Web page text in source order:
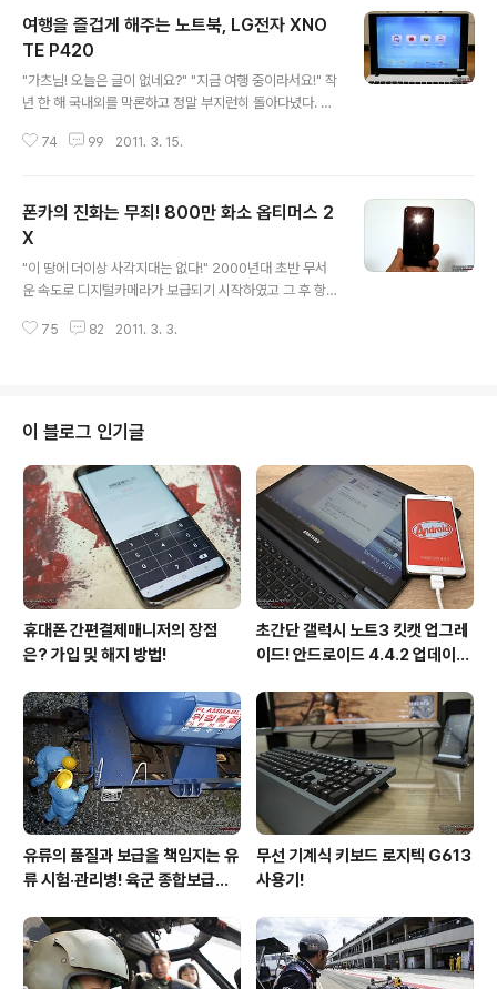
여행을 즐겁게 해주는 노트북, LG전자 XNO
TE P420
"가츠님! 오늘은 글이 없네요?" "지금 여행 중이라서요!" 작
년 한 해 국내외를 막론하고 정말 부지런히 돌아다녔다. 일
론 내가 좋아서 하는 일이다 보니 결코 힘들거나 귀찮지 않
포스팅하지 못한다거나 중요한 자료를 제 때 보내주지 못
할 때마다 무척 불편하였다. "노트북을 한 대 장만하세요!"
"근데 막상 딱히 땡기는게 없더라고요!" "여기 가보시면 마
음이 변하실 듯!" "LG XNOTE 2011 아카데미 페스티벌!"
페스티벌, 100일동안 매일 1대씩 추첨하는 이벤트인데 무
74 99 2011. 3. 15.
폰카의 진화는 무죄! 800만 화소 옵티머스 2
X
"이 땅에 더이상 사각지대는 없다!" 2000년대 초반 무서
운 속도로 디지털카메라가 보급되기 시작하였고 그 후 항
에는 트위터, 페이스북 등과 같이 소셜미디어와 찰떡궁합
성추행, 리비아 시위 등 언론에서도 좀처럼 촬영할 수 없는
급박한 자료들이 휴대폰에 장착된 카메라를 통해 국경을
초월하여 전파되고 있다. 하지만 늘 아쉬운 부분은 폰카의
화질이다. "괜히 DSLR을 사용하게 아니야!" 요즘 DSLR
의 매력에 푹 빠져있다. 찍으면 찍을 수록 매력적인 DSLR!
하지만 분명히 단점도 있다. 무..
75 82 2011. 3. 3.
이 블로그 인기글
휴대폰 간편결제매니저의 장점
은? 가입 및 해지 방법!
초간단 갤럭시 노트3 킷캣 업그레
이드! 안드로이드 4.4.2 업데이트
유류의 품질과 보급을 책임지는 유
류 시험·관리병! 육군 종합보급창
무선 기계식 키보드 로지텍 G613
사용기!